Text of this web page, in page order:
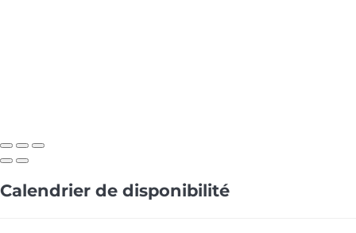
Calendrier de disponibilité